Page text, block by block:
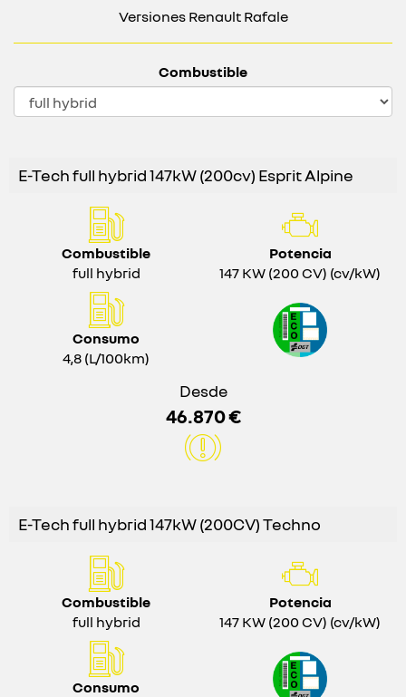
Versiones Renault Rafale
Combustible
E-Tech full hybrid 147kW (200cv) Esprit Alpine
Combustible
full hybrid
Potencia
147 KW (200 CV) (cv/kW)
Consumo
4,8 (L/100km)
Desde
46.870 €
E-Tech full hybrid 147kW (200CV) Techno
Combustible
full hybrid
Potencia
147 KW (200 CV) (cv/kW)
Consumo